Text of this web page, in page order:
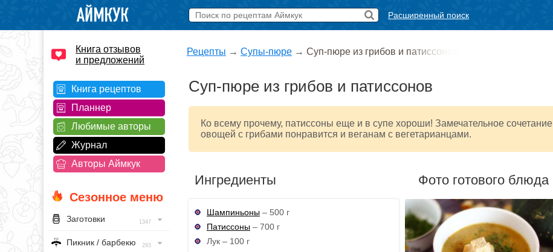
Расширенный поиск
Книга отзывов
и предложений
Книга рецептов
Планнер
Любимые авторы
Журнал
Авторы Аймкук
Сезонное меню
Заготовки 1347
Пикник / барбекю 293
Рецепты → Супы-пюре → Суп-пюре из грибов и патиссонов
Суп-пюре из грибов и патиссонов
Ко всему прочему, патиссоны еще и в супе хороши! Замечательное сочетание
овощей с грибами понравится и веганам с вегетарианцами.
Ингредиенты
Шампиньоны – 500 г
Патиссоны – 700 г
Лук – 100 г
Фото готового блюда